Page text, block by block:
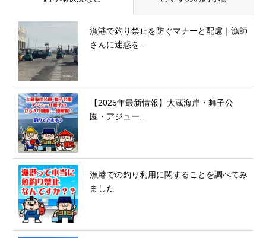
漁港で釣り禁止を防ぐマナーと配慮｜漁師
さんに迷惑を...
【2025年最新情報】大蔵海岸・舞子公
園・アジュー...
漁港での釣り利用に関することを調べてみ
ました